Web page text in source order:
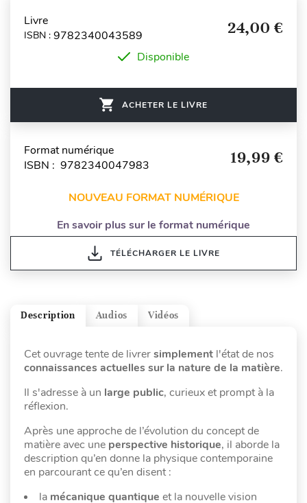
Livre
ISBN : 9782340043589 24,00 €
Disponible
ACHETER LE LIVRE
Format numérique
ISBN : 9782340047983
19,99 €
NOUVEAU FORMAT NUMÉRIQUE
En savoir plus sur le format numérique
TÉLÉCHARGER LE LIVRE
Vidéos
Audios
Description
Cet ouvrage tente de livrersimplement l'état de nos
connaissances actuelles sur la nature de la matière.
Il s'adresse à un large public, curieux et prompt à la
réflexion.
Après une approchede l’évolution du concept de
matière avec une perspective historique, il aborde la
description qu’en donne la physique contemporaine
en parcourant ce qu’en disent :
la mécanique quantique et la nouvelle vision